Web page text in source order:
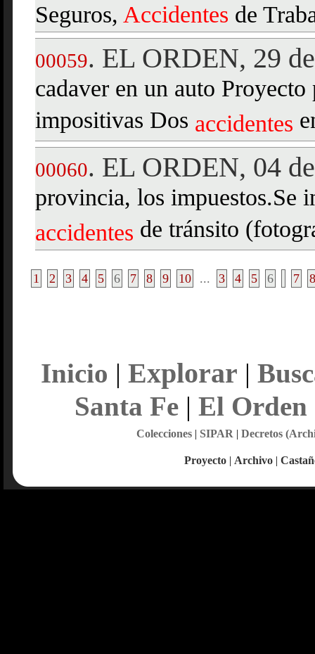
Seguros, Accidentes de
00059. EL ORDEN, 29
cadaver en un auto
impositivas Dos accidentes
00060. EL ORDEN, 04
provincia, los impuestos.Se
accidentes de tránsito
1 2 3 4 5 6 7 8 9 10 ... 3 4 5 6 7 8
Inicio | Explorar |
Santa Fe| El Orden
Colecciones| SIPAR | Decretos
Proyecto | Archivo |